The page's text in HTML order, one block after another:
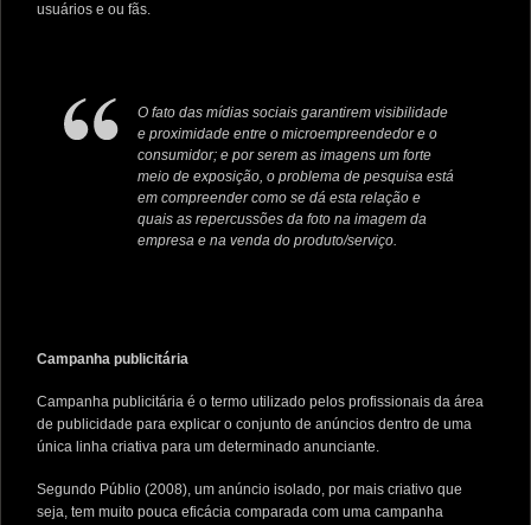
usuários e ou fãs.
O fato das mídias sociais garantirem visibilidade
e proximidade entre o microempreendedor e o
consumidor; e por serem as imagens um forte
meio de exposição, o problema de pesquisa está
em compreender como se dá esta relação e
quais as repercussões da foto na imagem da
empresa e na venda do produto/serviço.
Campanha publicitária
Campanha publicitária é o termo utilizado pelos profissionais da área
de publicidade para explicar o conjunto de anúncios dentro de uma
única linha criativa para um determinado anunciante.
Segundo Públio (2008), um anúncio isolado, por mais criativo que
seja, tem muito pouca eficácia comparada com uma campanha